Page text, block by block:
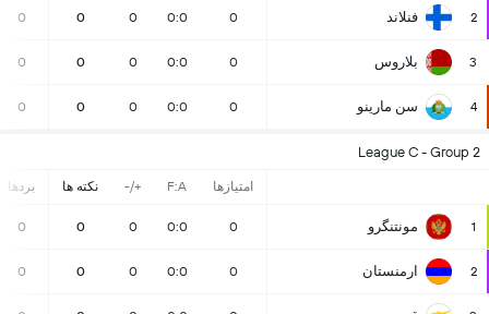
2 فنلاند 0
0:0
0
0
0
3 بلاروس 0
0:0
0
0
0
4 سن مارینو 0
0:0
0
0
0
League C - Group 2
امتیازها F:A
+/- نکته ها بردها
1 مونتنگرو 0
0:0
0
0
0
2 ارمنستان 0
0:0
0
0
0